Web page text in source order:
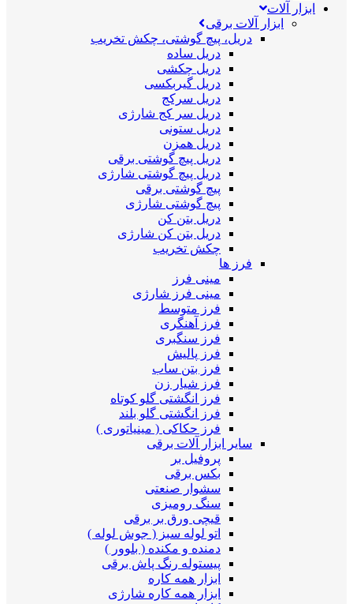
ابزار آلات
ابزار آلات برقی
دریل، پیچ گوشتی، چکش تخریب
دریل ساده
دریل چکشی
دریل گیربکسی
دریل سرکج
دریل سر کج شارژی
دریل ستونی
دریل همزن
دریل پیچ گوشتی برقی
دریل پیچ گوشتی شارژی
پیچ گوشتی برقی
پیچ گوشتی شارژی
دریل بتن کن
دریل بتن کن شارژی
چکش تخریب
فرز ها
مینی فرز
مینی فرز شارژی
فرز متوسط
فرز آهنگری
فرز سنگبری
فرز پالیش
فرز بتن ساب
فرز شیار زن
فرز انگشتی گلو کوتاه
فرز انگشتی گلو بلند
فرز حکاکی ( مینیاتوری )
سایر ابزار آلات برقی
پروفیل بر
بکس برقی
سشوار صنعتی
سنگ رومیزی
قیچی ورق بر برقی
اتو لوله سبز ( جوش لوله )
دمنده و مکنده ( بلوور )
پیستوله رنگ پاش برقی
ابزار همه کاره
ابزار همه کاره شارژی